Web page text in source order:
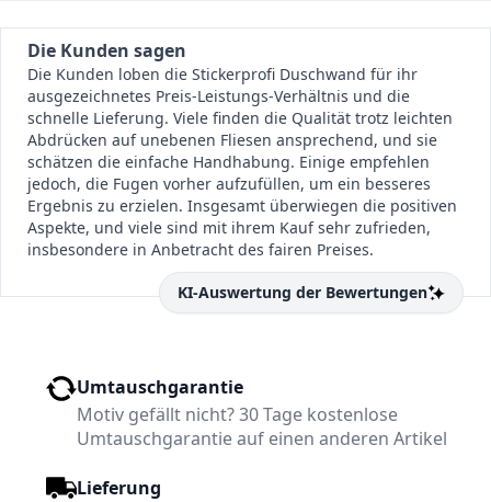
Die Kunden sagen
Die Kunden loben die Stickerprofi Duschwand für ihr
ausgezeichnetes Preis-Leistungs-Verhältnis und die
schnelle Lieferung. Viele finden die Qualität trotz leichten
Abdrücken auf unebenen Fliesen ansprechend, und sie
schätzen die einfache Handhabung. Einige empfehlen
jedoch, die Fugen vorher aufzufüllen, um ein besseres
Ergebnis zu erzielen. Insgesamt überwiegen die positiven
Aspekte, und viele sind mit ihrem Kauf sehr zufrieden,
insbesondere in Anbetracht des fairen Preises.
KI-Auswertung der Bewertungen
Umtauschgarantie
Motiv gefällt nicht? 30 Tage kostenlose
Umtauschgarantie auf einen anderen Artikel
Lieferung